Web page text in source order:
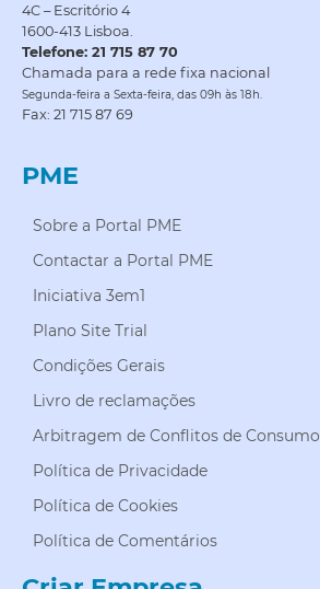
4C – Escritório 4
1600-413 Lisboa.
Telefone: 21 715 87 70
Chamada para a rede fixa nacional
Segunda-feira a Sexta-feira, das 09h às 18h.
Fax: 21 715 87 69
PME
Sobre a Portal PME
Contactar a Portal PME
Iniciativa 3em1
Plano Site Trial
Condições Gerais
Livro de reclamações
Arbitragem de Conflitos de Consumo
Política de Privacidade
Política de Cookies
Política de Comentários